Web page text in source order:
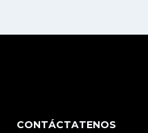
CONTÁCTATENOS